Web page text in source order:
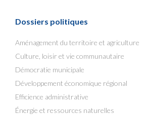
Dossiers politiques
Aménagement du territoire et agriculture
Culture, loisir et vie communautaire
Démocratie municipale
Développement économique régional
Efficience administrative
Énergie et ressources naturelles